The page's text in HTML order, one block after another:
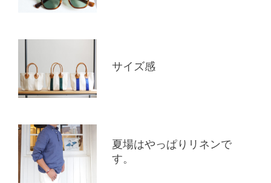
サイズ感
夏場はやっぱりリネンで
す。